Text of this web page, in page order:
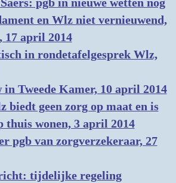
pgb in nieuwe wetten nog
en Wlz niet vernieuwend,
17 april 2014
in rondetafelgesprek Wlz,
in Tweede Kamer, 10 april 2014
biedt geen zorg op maat en is
thuis wonen, 3 april 2014
pgb van zorgverzekeraar, 27
tijdelijke regeling